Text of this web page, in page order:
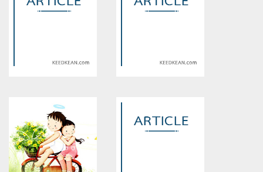
constant article_topic -
assumed 'article_topic' (this
will throw an Error in a future
version of PHP) in
/home/keedkean/domains/keedkean.com/public_html/include/article/
on line534
assumed 'article_topic' (this
will throw an Error in a future